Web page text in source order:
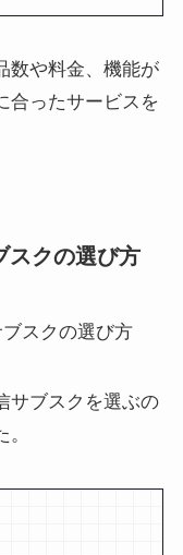
数や料金、機能が
合ったサービスを
スクの選び方
サブスクを選ぶの